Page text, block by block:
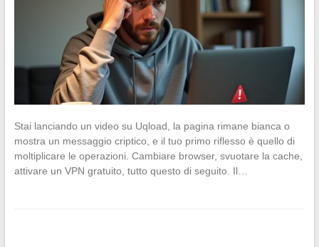
Stai lanciando un video su Uqload, la pagina rimane bianca o
mostra un messaggio criptico, e il tuo primo riflesso è quello di
moltiplicare le operazioni. Cambiare browser, svuotare la cache,
attivare un VPN gratuito, tutto questo di seguito. Il…